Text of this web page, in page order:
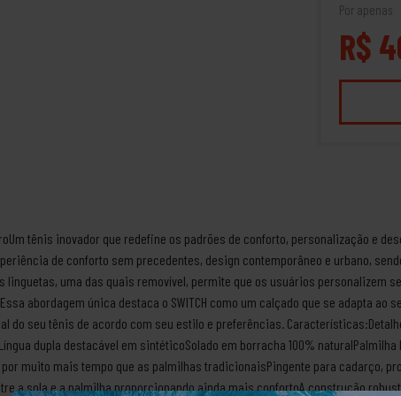
Por apenas
R$
tênis inovador que redefine os padrões de conforto, personalização e
de conforto sem precedentes, design contemporâneo e urbano,
linguetas, uma das quais removível, permite que os usuários personalizem
abordagem única destaca o SWITCH como um calçado que se adapta ao
do seu tênis de acordo com seu estilo e preferências.
dupla destacável em sintéticoSolado em borracha 100%
muito mais tempo que as palmilhas tradicionaisPingente para cadarço,
a sola e a palmilha proporcionando ainda mais confortoA construção